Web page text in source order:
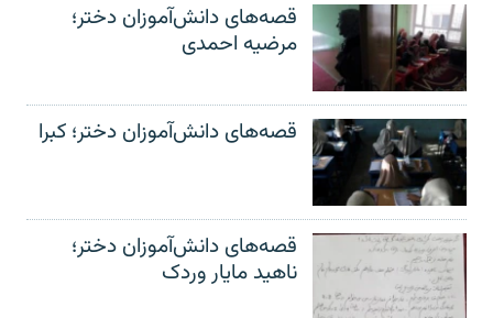
قصه‌های دانش‌آموزان دختر؛
مرضیه احمدی
قصه‌های دانش‌آموزان دختر؛ کبرا
قصه‌های دانش‌آموزان دختر؛
ناهید مایار وردک